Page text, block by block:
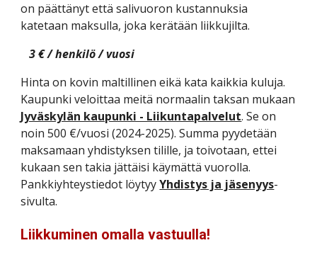
on päättänyt että salivuoron kustannuksia
katetaan maksulla, joka kerätään liikkujilta.
3 € / henkilö / vuosi
Hinta on kovin maltillinen eikä kata kaikkia kuluja.
Kaupunki veloittaa meitä normaalin taksan mukaan
Jyväskylän kaupunki - Liikuntapalvelut. Se on
noin 500 €/vuosi (2024-2025). Summa pyydetään
maksamaan yhdistyksen tilille, ja toivotaan, ettei
kukaan sen takia jättäisi käymättä vuorolla.
Pankkiyhteystiedot löytyyYhdistys ja jäsenyys-
sivulta.
Liikkuminen omalla vastuulla!